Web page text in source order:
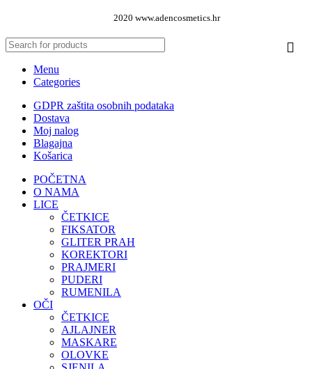
2020 www.adencosmetics.hr
Menu
Categories
GDPR zaštita osobnih podataka
Dostava
Moj nalog
Blagajna
Košarica
POČETNA
O NAMA
LICE
ČETKICE
FIKSATOR
GLITER PRAH
KOREKTORI
PRAJMERI
PUDERI
RUMENILA
OČI
ČETKICE
AJLAJNER
MASKARE
OLOVKE